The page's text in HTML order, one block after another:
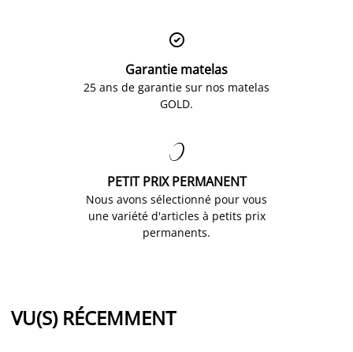

Garantie matelas
25 ans de garantie sur nos matelas
GOLD.

PETIT PRIX PERMANENT
Nous avons sélectionné pour vous
une variété d'articles à petits prix
permanents.
VU(S) RÉCEMMENT